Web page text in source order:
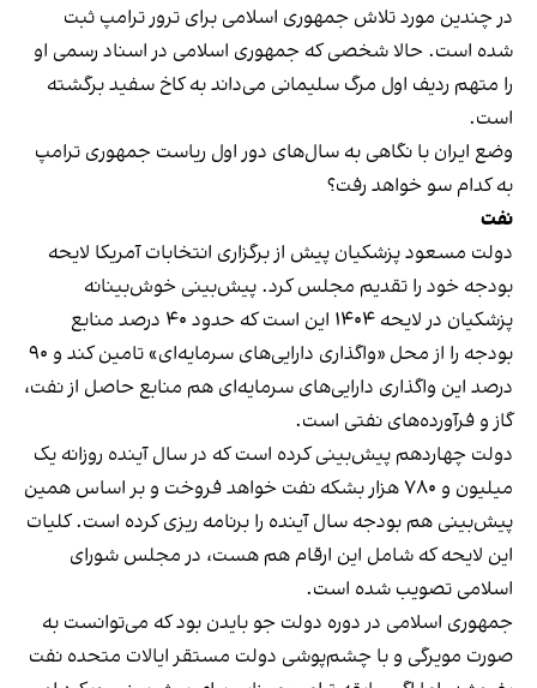
در چندین مورد تلاش جمهوری اسلامی برای ترور ترامپ ثبت
شده است. حالا شخصی که جمهوری اسلامی در اسناد رسمی او
را متهم ردیف اول مرگ سلیمانی می‌داند به کاخ سفید برگشته
است.
وضع ایران با نگاهی به سال‌های دور اول ریاست جمهوری ترامپ
به کدام سو خواهد رفت؟
نفت
دولت مسعود پزشکیان پیش از برگزاری انتخابات آمریکا لایحه
بودجه خود را تقدیم مجلس کرد. پیش‌بینی خوش‌بینانه
پزشکیان در لایحه ۱۴۰۴ این است که حدود ۴۰ درصد منابع
بودجه را از محل «واگذاری دارایی‌های سرمایه‌ای» تامین کند و ۹۰
درصد این واگذاری دارایی‌های سرمایه‌ای هم منابع حاصل از نفت،
گاز و فرآورده‌های نفتی است.
دولت چهاردهم پیش‌بینی کرده است که در سال آینده روزانه یک
میلیون و ۷۸۰ هزار بشکه نفت خواهد فروخت و بر اساس همین
پیش‌بینی هم بودجه سال آینده را برنامه ریزی کرده است. کلیات
این لایحه که شامل این ارقام هم هست، در مجلس شورای
اسلامی تصویب شده است.
جمهوری اسلامی در دوره دولت جو بایدن بود که می‌توانست به
صورت مویرگی و با چشم‌پوشی دولت مستقر ایالات متحده نفت